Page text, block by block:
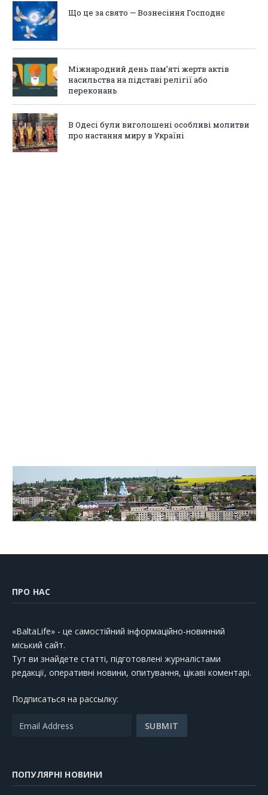
Що це за свято — Вознесіння Господнє
Міжнародний день пам’яті жертв актів
насильства на підставі релігії або
переконань
В Одесі були виголошені особливі молитви
про настання миру в Україні
ПРО НАС
«BaltaLife» - це самостійний інформаційно-новинний
міський сайт.
Тут ви знайдете статті, підготовлені журналістами
редакції, оперативні новини, опитування, цікаві коментарі.
Подписаться на рассылку:
ПОПУЛЯРНІ НОВИНИ